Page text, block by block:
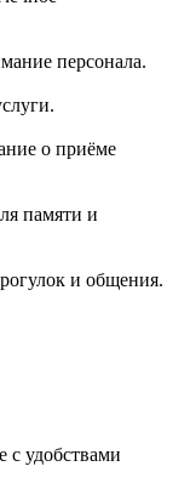
персонала.
о приёме
памяти и
и общения.
с удобствами